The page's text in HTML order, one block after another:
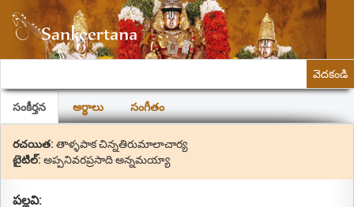
వెదకండి
సంకీర్తన అర్థాలు సంగీతం
రచయిత: తాళ్ళపాక చిన్నతిరుమాలాచార్య
టైటిల్: అప్పనివరప్రసాది అన్నమయ్యా
పల్లవి: